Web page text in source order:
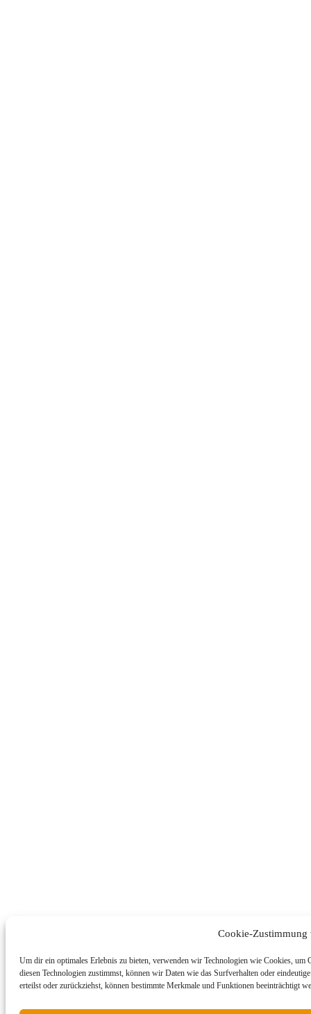
Cookie-Zustimmung
Um dir ein optimales Erlebnis zu bieten, verwenden wir Technologien wie Cookies, um
diesen Technologien zustimmst, können wir Daten wie das Surfverhalten oder
erteilst oder zurückziehst, können bestimmte Merkmale und Funktionen beeinträchtigt